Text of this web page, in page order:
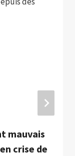
mauvais
crise de